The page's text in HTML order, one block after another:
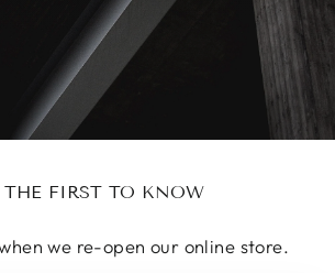
THE FIRST TO KNOW
we re-open our online store.